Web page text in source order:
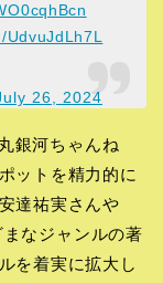
26, 2024
銀河ちゃんね
ットを精力的に
達祐実さんや
なジャンルの著
を着実に拡大し